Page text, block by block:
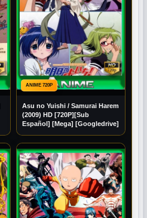
ANIME 720P
Asu no Yuishi / Samurai Harem
(2009) HD [720P][Sub
Español] [Mega] [Googledrive]